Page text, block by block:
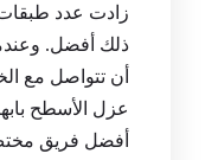
زادت عدد
ذلك أفضل.
أن تتواصل مع
عزل الأسطح
أفضل فريق